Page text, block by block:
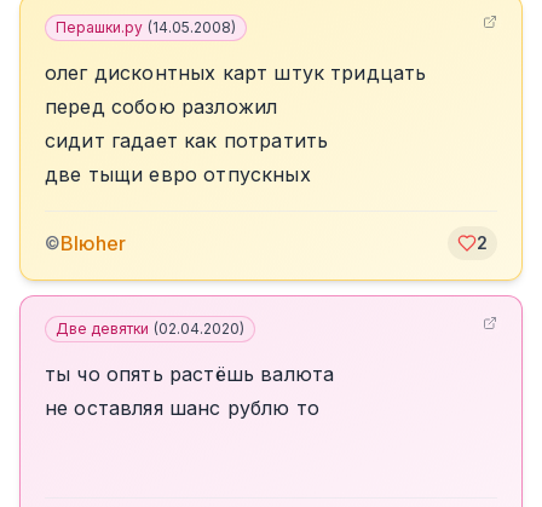
Перашки.ру (14.05.2008)
олег дисконтных карт штук тридцать
перед собою разложил
сидит гадает как потратить
две тыщи евро отпускных
©Blюher 2
Две девятки (02.04.2020)
ты чо опять растёшь валюта
не оставляя шанс рублю то